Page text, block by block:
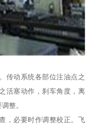
传动系统各部位注油点之
活塞动作，刹车角度，离
整。
，必要时作调整校正。飞